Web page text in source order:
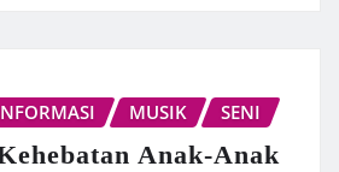
MUSIK SENI
Anak-Anak